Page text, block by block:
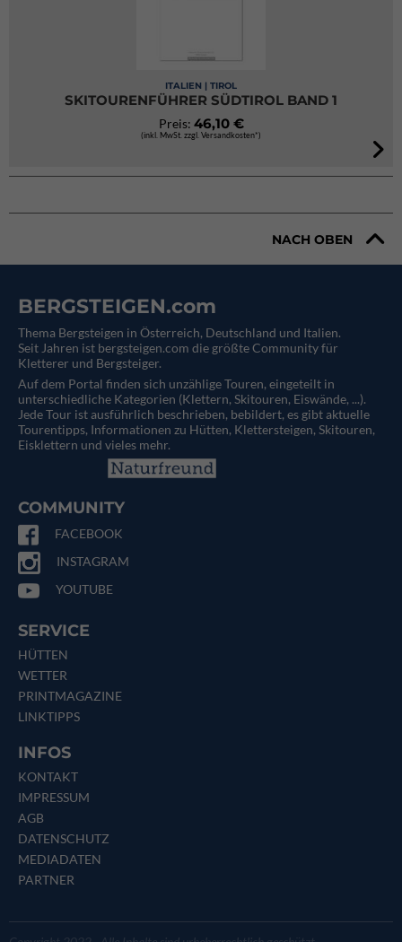
ITALIEN | TIROL
SKITOURENFÜHRER SÜDTIROL BAND 1
Preis: 46,10 €
(inkl. MwSt. zzgl. Versandkosten*)
NACH OBEN
BERGSTEIGEN.com
Thema Bergsteigen in Österreich, Deutschland und Italien.
Seit Jahren ist bergsteigen.com die größte Community für
Kletterer und Bergsteiger.
Auf dem Portal finden sich unzählige Touren, eingeteilt in
unterschiedliche Kategorien (Klettern, Skitouren, Eiswände, ...).
Jede Tour ist ausführlich beschrieben, bebildert, es gibt aktuelle
Tourentipps, Informationen zu Hütten, Klettersteigen, Skitouren,
Eisklettern und vieles mehr.
COMMUNITY
FACEBOOK
INSTAGRAM
YOUTUBE
SERVICE
HÜTTEN
WETTER
PRINTMAGAZINE
LINKTIPPS
INFOS
KONTAKT
IMPRESSUM
AGB
DATENSCHUTZ
MEDIADATEN
PARTNER